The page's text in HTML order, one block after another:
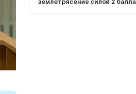
землетрясение силой 2 балла